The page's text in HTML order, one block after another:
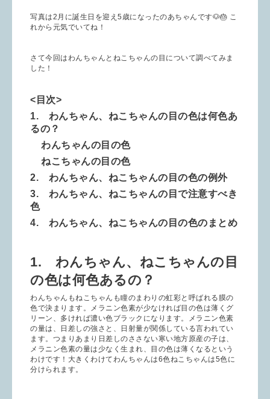
写真は2月に誕生日を迎え5歳になったのあちゃんです🐶🎂 こ
れから元気でいてね！
さて今回はわんちゃんとねこちゃんの目について調べてみま
した！
<目次>
1. わんちゃん、ねこちゃんの目の色は何色あ
るの？
わんちゃんの目の色
ねこちゃんの目の色
2. わんちゃん、ねこちゃんの目の色の例外
3. わんちゃん、ねこちゃんの目で注意すべき
色
4. わんちゃん、ねこちゃんの目の色のまとめ
1. わんちゃん、ねこちゃんの目
の色は何色あるの？
わんちゃんもねこちゃんも瞳のまわりの虹彩と呼ばれる膜の
色で決まります。メラニン色素が少なければ目の色は薄くグ
リーン、多ければ濃い色ブラックになります。メラニン色素
の量は、日差しの強さと、日射量が関係している言われてい
ます。つまりあまり日差しのささない寒い地方原産の子は、
メラニン色素の量は少なく生まれ、目の色は薄くなるという
わけです！大きくわけてわんちゃんは6色ねこちゃんは5色に
分けられます。